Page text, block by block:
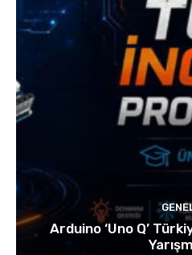
Arduino ‘Uno Q’